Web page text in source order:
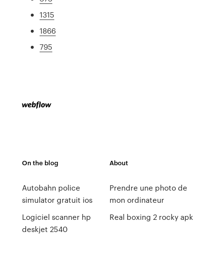
1315
1866
795
On the blog
Autobahn police
simulator gratuit ios
Logiciel scanner hp
deskjet 2540
About
Prendre une photo de
mon ordinateur
Real boxing 2 rocky apk